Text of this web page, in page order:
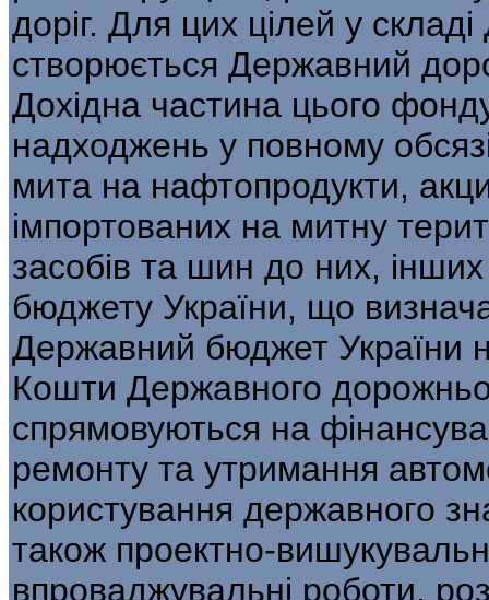
доріг. Для цих цілей у
створюється Державний
Дохідна частина цього
надходжень у повному
мита на нафтопродукти,
імпортованих на митну
засобів та шин до них,
бюджету України, що
Державний бюджет України
Кошти Державного
спрямовуються на
ремонту та утримання
користування державного
також проектно-
впроваджувальні роботи,